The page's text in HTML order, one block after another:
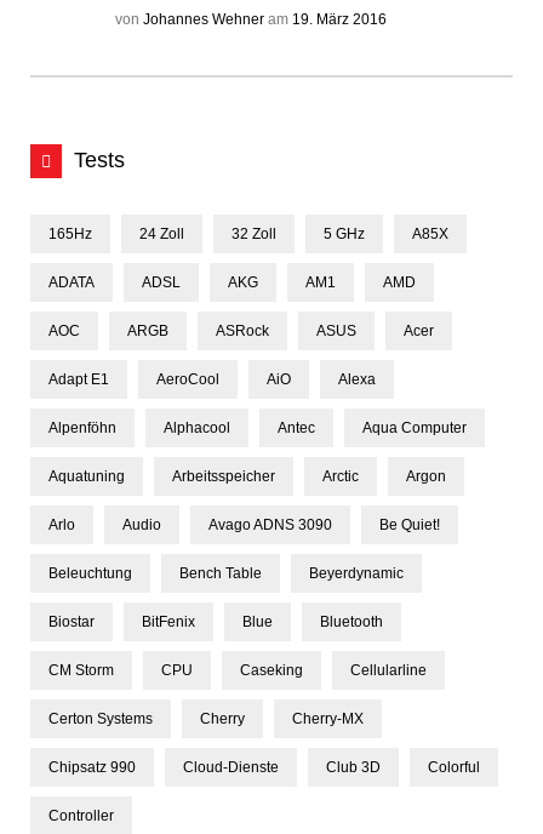
von Johannes Wehneram 19. März 2016
Tests
165Hz 24 Zoll 32 Zoll 5 GHz A85X
ADATA ADSL AKG AM1 AMD
AOC ARGB ASRock ASUS Acer
Adapt E1 AeroCool AiO Alexa
Alpenföhn Alphacool Antec Aqua Computer
Aquatuning Arbeitsspeicher Arctic Argon
Arlo Audio Avago ADNS 3090 Be Quiet!
Beleuchtung Bench Table Beyerdynamic
Biostar BitFenix Blue Bluetooth
CM Storm CPU Caseking Cellularline
Certon Systems Cherry Cherry-MX
Chipsatz 990 Cloud-Dienste Club 3D Colorful
Controller